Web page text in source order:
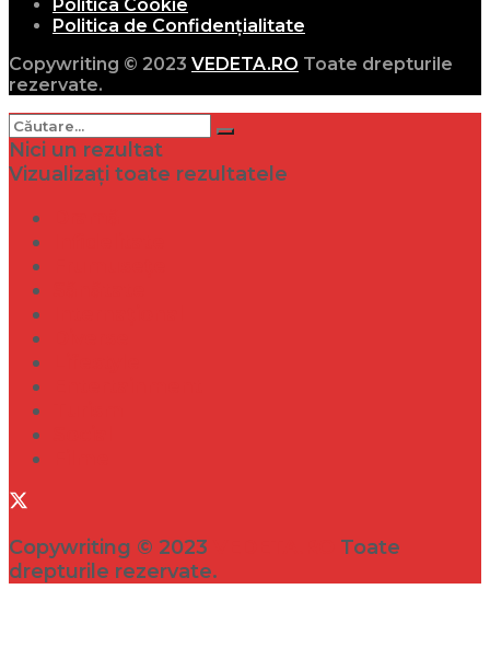
Politica Cookie
Politica de Confidențialitate
Copywriting © 2023 VEDETA.RO Toate drepturile
rezervate.
Nici un rezultat
Vizualizați toate rezultatele
Copywriting © 2023
Toate
drepturile rezervate.